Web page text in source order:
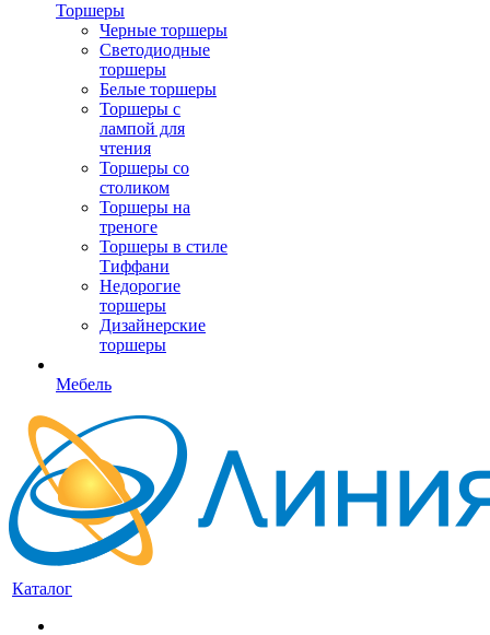
Торшеры
Черные торшеры
Светодиодные
торшеры
Белые торшеры
Торшеры с
лампой для
чтения
Торшеры со
столиком
Торшеры на
треноге
Торшеры в стиле
Тиффани
Недорогие
торшеры
Дизайнерские
торшеры
Мебель
Каталог